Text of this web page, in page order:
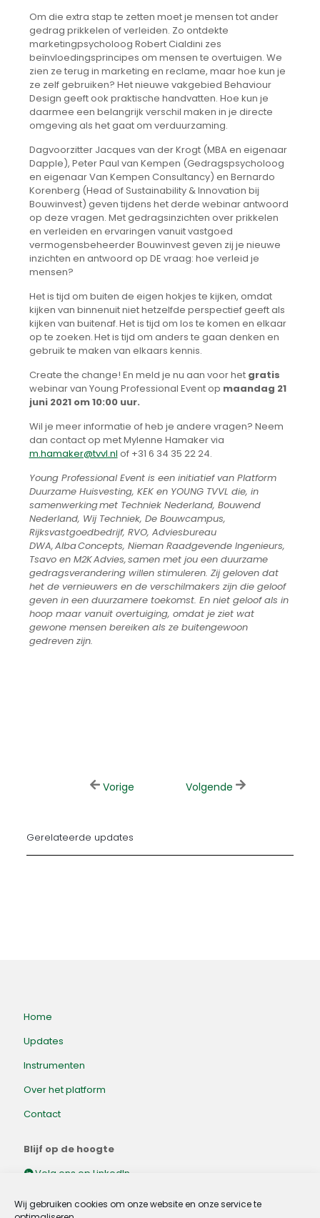
Wij gebruiken cookies om onze website en onze service te
Om die extra stap te zetten moet je mensen tot ander
gedrag prikkelen of verleiden. Zo ontdekte
marketingpsycholoog Robert Cialdini zes
beïnvloedingsprincipes om mensen te overtuigen. We
zien ze terug in marketing en reclame, maar hoe kun je
ze zelf gebruiken? Het nieuwe vakgebied Behaviour
Design geeft ook praktische handvatten. Hoe kun je
daarmee een belangrijk verschil maken in je directe
omgeving als het gaat om verduurzaming.
Dagvoorzitter Jacques van der Krogt (MBA en eigenaar
Dapple), Peter Paul van Kempen (Gedragspsycholoog
en eigenaar Van Kempen Consultancy) en Bernardo
Korenberg (Head of Sustainability & Innovation bij
Bouwinvest) geven tijdens het derde webinar antwoord
op deze vragen. Met gedragsinzichten over prikkelen
en verleiden en ervaringen vanuit vastgoed
vermogensbeheerder Bouwinvest geven zij je nieuwe
inzichten en antwoord op DE vraag: hoe verleid je
mensen?
Het is tijd om buiten de eigen hokjes te kijken, omdat
kijken van binnenuit niet hetzelfde perspectief geeft als
kijken van buitenaf. Het is tijd om los te komen en elkaar
op te zoeken. Het is tijd om anders te gaan denken en
gebruik te maken van elkaars kennis.
Create the change! En meld je nu aan voor het gratis
webinar van Young Professional Event op maandag 21
juni 2021 om 10:00 uur.
Wil je meer informatie of heb je andere vragen? Neem
dan contact op met Mylenne Hamaker via
m.hamaker@tvvl.nl of +31 6 34 35 22 24.
Young Professional Event is een initiatief van Platform
Duurzame Huisvesting, KEK en YOUNG TVVL die, in
samenwerkingmet Techniek Nederland, Bouwend
Nederland, Wij Techniek, De Bouwcampus,
Rijksvastgoedbedrijf, RVO, Adviesbureau
DWA,AlbaConcepts, Nieman Raadgevende Ingenieurs,
Tsavo en M2KAdvies,samen met jou een duurzame
gedragsverandering willen stimuleren. Zij geloven dat
het de vernieuwers en de verschilmakers zijn die geloof
geven in een duurzamere toekomst. En niet geloof als in
hoop maar vanuit overtuiging, omdat je ziet wat
gewone mensen bereiken als ze buitengewoon
gedreven zijn.
Vorige Volgende
Gerelateerde updates
Home
Updates
Instrumenten
Over het platform
Contact
Blijf op de hoogte
Volg ons op LinkedIn.